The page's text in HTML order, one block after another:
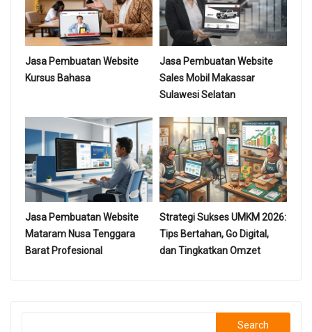
Jasa Pembuatan Website
Kursus Bahasa
Jasa Pembuatan Website
Sales Mobil Makassar
Sulawesi Selatan
Jasa Pembuatan Website
Mataram Nusa Tenggara
Barat Profesional
Strategi Sukses UMKM 2026:
Tips Bertahan, Go Digital,
dan Tingkatkan Omzet
Search